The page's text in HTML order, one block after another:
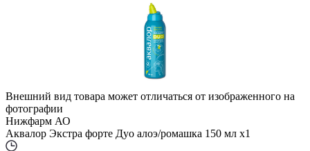
Внешний вид товара может отличаться от изображенного на
фотографии
Нижфарм АО
Аквалор Экстра форте Дуо алоэ/ромашка 150 мл x1